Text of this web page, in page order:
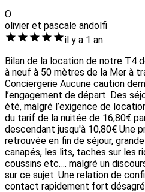
O
olivier et pascale andolfi
il y a 1 an
Bilan de la location de notre T4
à neuf à 50 mètres de la Mer à
Conciergerie Aucune caution
l’engagement de départ. Des
été, malgré l’exigence de
du tarif de la nuitée de 16,80€
descendant jusqu'à 10,80€ Une
retrouvée en fin de séjour,
canapés, les lits, taches sur les
coussins etc…. malgré un
sur ce sujet. Une relation de
contact rapidement fort